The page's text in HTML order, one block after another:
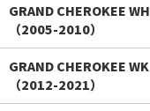
GRAND CHEROKEE WH
（2005-2010）
GRAND CHEROKEE WK
（2012-2021）